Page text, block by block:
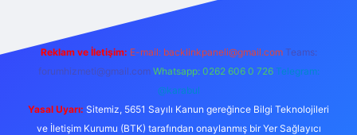
Reklam ve İletişim: E-mail: backlinkpaneli@gmail.com Teams:
forumhizmeti@gmail.com Whatsapp: 0262 606 0 726 Telegram:
@karabul
Yasal Uyarı: Sitemiz, 5651 Sayılı Kanun gereğince Bilgi Teknolojileri
ve İletişim Kurumu (BTK) tarafından onaylanmış bir Yer Sağlayıcı